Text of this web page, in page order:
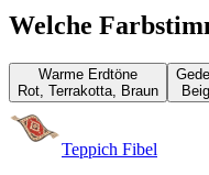
Welche
Warme Erdtöne
Rot, Terrakotta, Braun
Teppich Fibel